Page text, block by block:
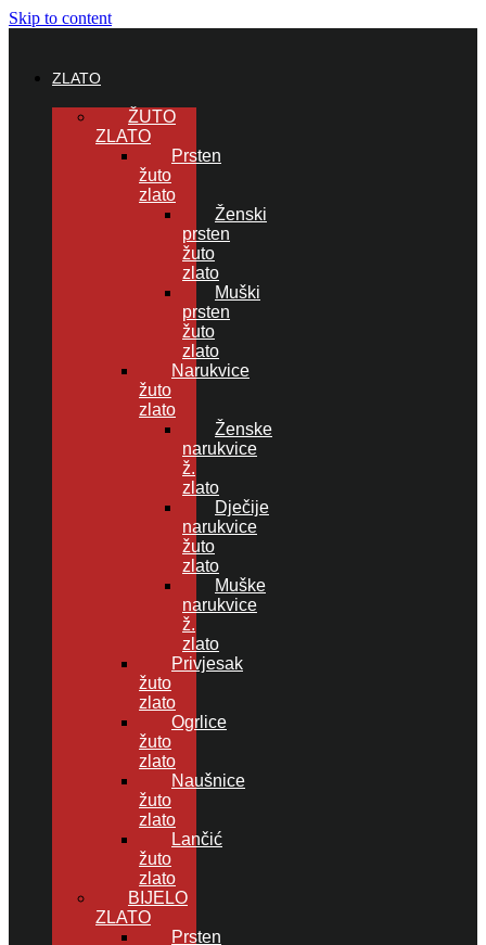
Skip to content
ZLATO
ŽUTO
ZLATO
Prsten
žuto
zlato
Ženski
prsten
žuto
zlato
Muški
prsten
žuto
zlato
Narukvice
žuto
zlato
Ženske
narukvice
ž.
zlato
Dječije
narukvice
žuto
zlato
Muške
narukvice
ž.
zlato
Privjesak
žuto
zlato
Ogrlice
žuto
zlato
Naušnice
žuto
zlato
Lančić
žuto
zlato
BIJELO
ZLATO
Prsten